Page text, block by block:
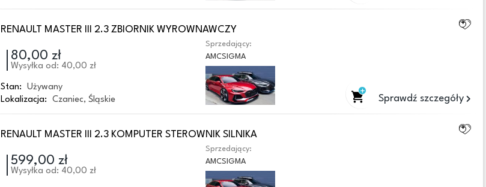
RENAULT MASTER III 2.3 ZBIORNIK WYROWNAWCZY
80,00 zł
Wysyłka od: 40,00 zł
Stan:
Używany
Lokalizacja:
Czaniec, Śląskie
Sprzedający:
AMCSIGMA
Sprawdź szczegóły
RENAULT MASTER III 2.3 KOMPUTER STEROWNIK SILNIKA
599,00 zł
Wysyłka od: 40,00 zł
Sprzedający:
AMCSIGMA